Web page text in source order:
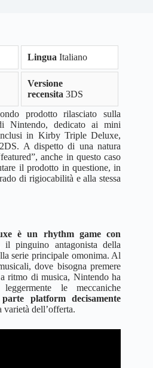
Lingua Italiano
Versione
recensita 3DS
prodotto rilasciato sulla
Nintendo, dedicato ai mini
in Kirby Triple Deluxe,
A dispetto di una natura
anche in questo caso
il prodotto in questione, in
di rigiocabilità e alla stessa
è un rhythm game con
il pinguino antagonista della
serie principale omonima. Al
dove bisogna premere
ritmo di musica, Nintendo ha
le meccaniche
platform decisamente
varietà dell’offerta.